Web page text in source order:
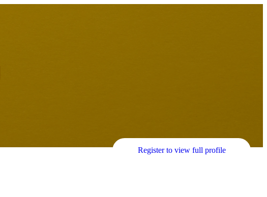
Register to view full profile